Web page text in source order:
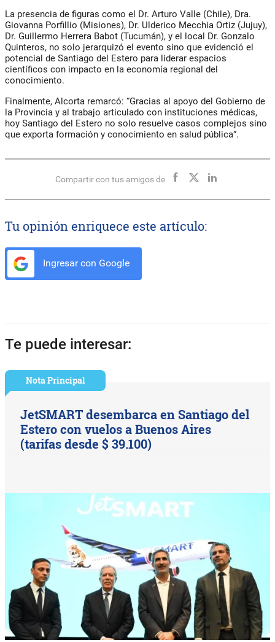
La presencia de figuras como el Dr. Arturo Valle (Chile), Dra.
Giovanna Porfillio (Misiones), Dr. Ulderico Mecchia Ortiz (Jujuy),
Dr. Guillermo Herrera Babot (Tucumán), y el local Dr. Gonzalo
Quinteros, no solo jerarquizó el evento sino que evidenció el
potencial de Santiago del Estero para liderar espacios
científicos con impacto en la economía regional del
conocimiento.
Finalmente, Alcorta remarcó: “Gracias al apoyo del Gobierno de
la Provincia y al trabajo articulado con instituciones médicas,
hoy Santiago del Estero no solo resuelve casos complejos sino
que exporta formación y conocimiento en salud pública”.
Compartir con tus amigos de
Tu opinión enriquece este artículo:
Ingresar con Google
Te puede interesar:
Nota Principal
JetSMART desembarca en Santiago del
Estero con vuelos a Buenos Aires
(tarifas desde $ 39.100)